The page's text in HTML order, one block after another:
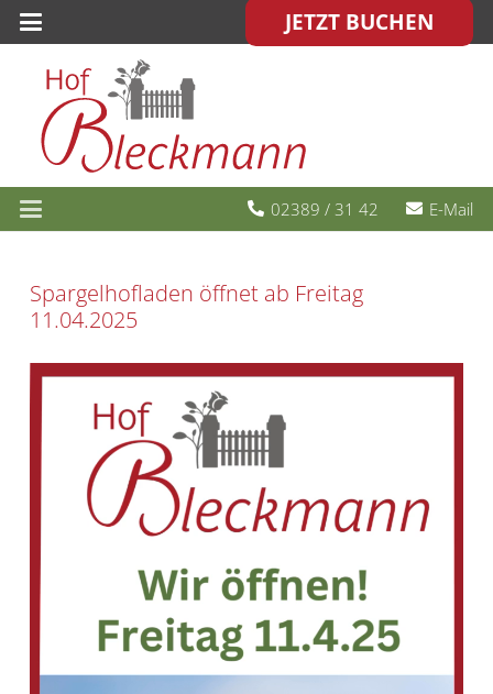
JETZT BUCHEN
02389 / 31 42 E-Mail
Spargelhofladen öffnet ab Freitag
11.04.2025
Video-
Player